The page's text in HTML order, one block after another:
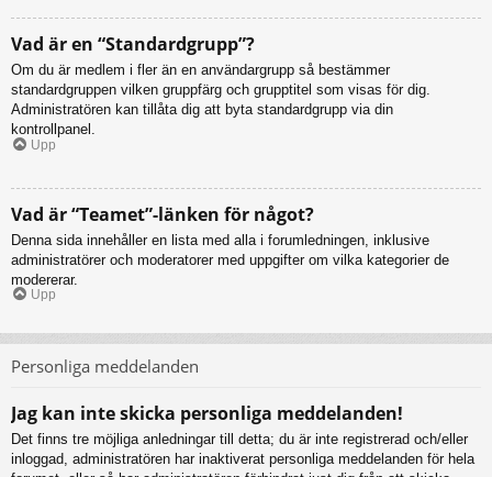
Vad är en “Standardgrupp”?
Om du är medlem i fler än en användargrupp så bestämmer
standardgruppen vilken gruppfärg och grupptitel som visas för dig.
Administratören kan tillåta dig att byta standardgrupp via din
kontrollpanel.
Upp
Vad är “Teamet”-länken för något?
Denna sida innehåller en lista med alla i forumledningen, inklusive
administratörer och moderatorer med uppgifter om vilka kategorier de
modererar.
Upp
Personliga meddelanden
Jag kan inte skicka personliga meddelanden!
Det finns tre möjliga anledningar till detta; du är inte registrerad och/eller
inloggad, administratören har inaktiverat personliga meddelanden för hela